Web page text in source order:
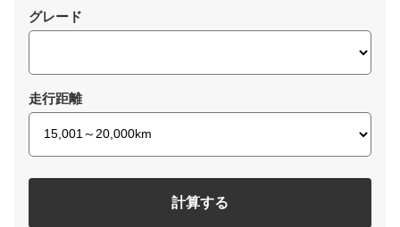
グレード
走行距離
計算する